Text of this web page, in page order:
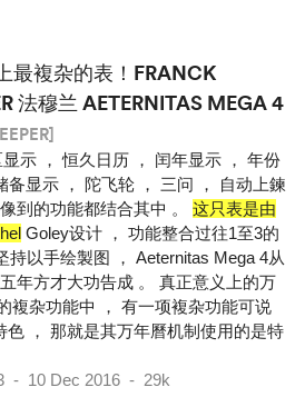
最複杂的表！FRANCK
法穆兰 AETERNITAS MEGA 4
显示 ， 恒久日历 ， 闰年显示 ， 年份
备显示 ， 陀飞轮 ， 三问 ， 自动上鍊
到的功能都结合其中 。 这只表是由
Goley设计 ， 功能整合过往1至3的
持以手绘製图 ， Aeternitas Mega 4从
年方才大功告成 。 真正意义上的万
複杂功能中 ， 有一项複杂功能可说
色 ， 那就是其万年曆机制使用的是特
- 10 Dec 2016 - 29k